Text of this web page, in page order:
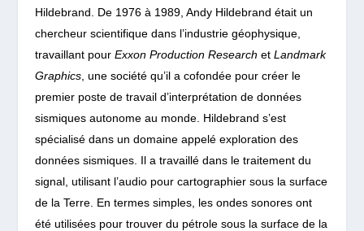
Hildebrand. De 1976 à 1989, Andy Hildebrand était un
chercheur scientifique dans l’industrie géophysique,
travaillant pour Exxon Production Research et Landmark
Graphics, une société qu’il a cofondée pour créer le
premier poste de travail d’interprétation de données
sismiques autonome au monde. Hildebrand s’est
spécialisé dans un domaine appelé exploration des
données sismiques. Il a travaillé dans le traitement du
signal, utilisant l’audio pour cartographier sous la surface
de la Terre. En termes simples, les ondes sonores ont
été utilisées pour trouver du pétrole sous la surface de la